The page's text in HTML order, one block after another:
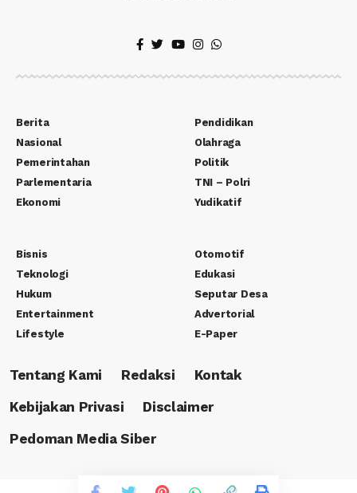
Berita
Nasional
Pemerintahan
Parlementaria
Ekonomi
Pendidikan
Olahraga
Politik
TNI – Polri
Yudikatif
Bisnis
Teknologi
Hukum
Entertainment
Lifestyle
Otomotif
Edukasi
Seputar Desa
Advertorial
E-Paper
Tentang Kami Redaksi
Kontak
Kebijakan Privasi
Disclaimer
Pedoman Media Siber